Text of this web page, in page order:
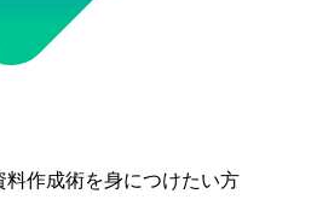
料作成術を身につけたい方